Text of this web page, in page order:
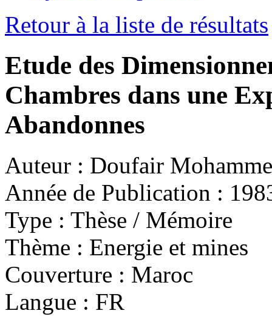
Retour à la liste de résultats
Etude des
Chambres dans une
Abandonnes
Auteur : Doufair
Année de Publication :
Type : Thèse / Mémoire
Thème : Energie et mines
Couverture : Maroc
Langue : FR